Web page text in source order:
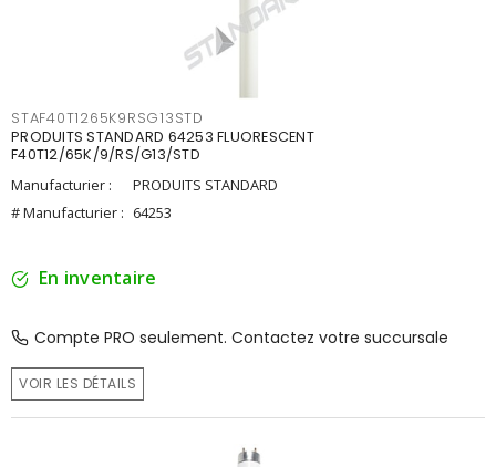
STAF40T1265K9RSG13STD
PRODUITS STANDARD 64253 FLUORESCENT
F40T12/65K/9/RS/G13/STD
Manufacturier :
PRODUITS STANDARD
# Manufacturier : 64253
En inventaire
Compte PRO seulement. Contactez votre succursale
VOIR LES DÉTAILS